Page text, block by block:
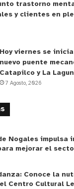
de la
para adoptar el
declaraciones
actuaron
El
del Ministerio
de control
de
trastorno
y clientes en
Hoy viernes se
nuevo puente
Catapilco y La
7 Agosto, 2026
Nogales impulsa
mejorar el
Conoce la
Centro Cultural